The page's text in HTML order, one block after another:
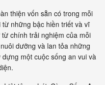
thiện vốn sẵn có trong mỗi
những bậc hiền triết và vĩ
chính trải nghiệm của mỗi
dưỡng và lan tỏa những
một cuộc sống an vui và